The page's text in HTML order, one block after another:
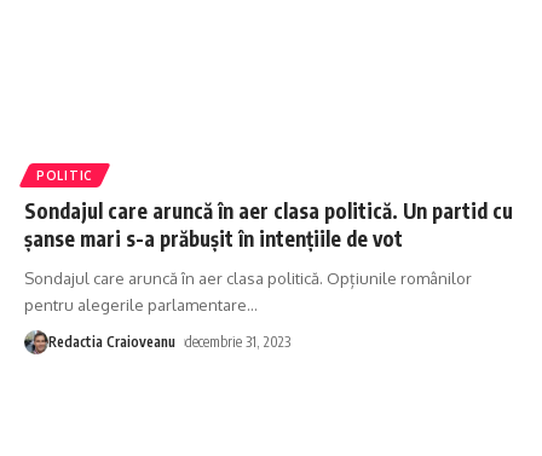
POLITIC
Sondajul care aruncă în aer clasa politică. Un partid cu
șanse mari s-a prăbușit în intențiile de vot
Sondajul care aruncă în aer clasa politică. Opțiunile românilor
pentru alegerile parlamentare…
Redactia Craioveanu decembrie 31, 2023